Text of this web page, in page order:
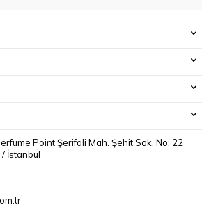
Point Şerifali Mah. Şehit Sok. No: 22
İstanbul